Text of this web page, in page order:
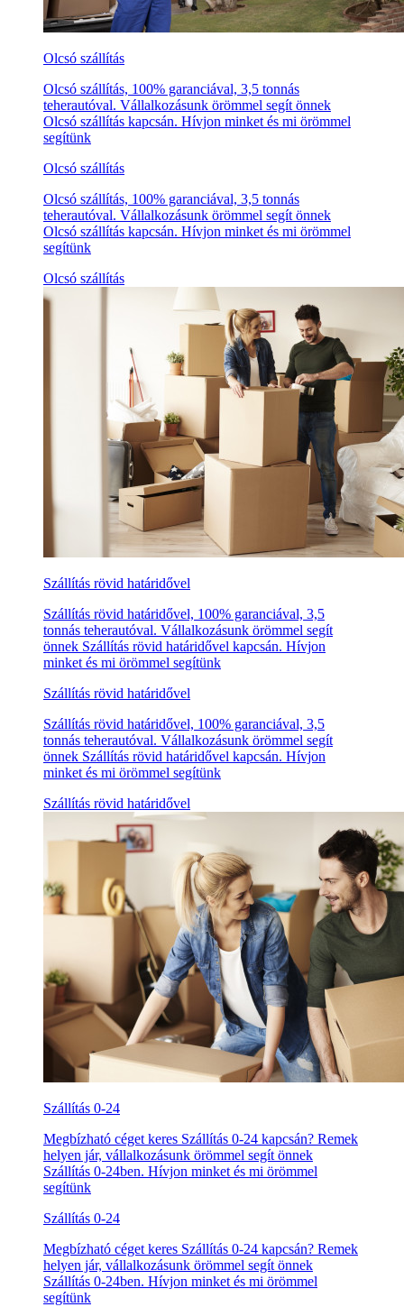
Olcsó szállítás
Olcsó szállítás, 100% garanciával, 3,5 tonnás
teherautóval. Vállalkozásunk örömmel segít önnek
Olcsó szállítás kapcsán. Hívjon minket és mi örömmel
segítünk
Olcsó szállítás
Olcsó szállítás, 100% garanciával, 3,5 tonnás
teherautóval. Vállalkozásunk örömmel segít önnek
Olcsó szállítás kapcsán. Hívjon minket és mi örömmel
segítünk
Olcsó szállítás
Szállítás rövid határidővel
Szállítás rövid határidővel, 100% garanciával, 3,5
tonnás teherautóval. Vállalkozásunk örömmel segít
önnek Szállítás rövid határidővel kapcsán. Hívjon
minket és mi örömmel segítünk
Szállítás rövid határidővel
Szállítás rövid határidővel, 100% garanciával, 3,5
tonnás teherautóval. Vállalkozásunk örömmel segít
önnek Szállítás rövid határidővel kapcsán. Hívjon
minket és mi örömmel segítünk
Szállítás rövid határidővel
Szállítás 0-24
Megbízható céget keres Szállítás 0-24 kapcsán? Remek
helyen jár, vállalkozásunk örömmel segít önnek
Szállítás 0-24ben. Hívjon minket és mi örömmel
segítünk
Szállítás 0-24
Megbízható céget keres Szállítás 0-24 kapcsán? Remek
helyen jár, vállalkozásunk örömmel segít önnek
Szállítás 0-24ben. Hívjon minket és mi örömmel
segítünk